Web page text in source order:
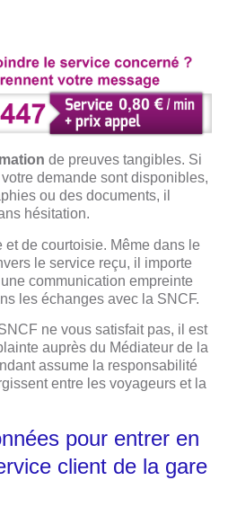
de preuves tangibles. Si
demande sont disponibles,
ou des documents, il
hésitation.
de courtoisie. Même dans le
le service reçu, il importe
communication empreinte
les échanges avec la SNCF.
ne vous satisfait pas, il est
auprès du Médiateur de la
assume la responsabilité
entre les voyageurs et la
pour entrer en
client de la gare